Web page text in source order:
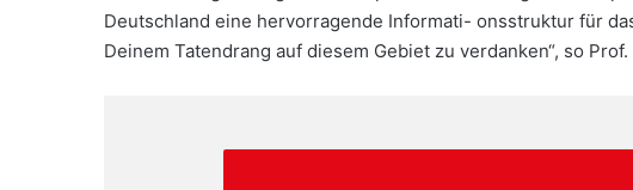
Deutschland eine hervorragende Informati- onsstruktur für
Deinem Tatendrang auf diesem Gebiet zu verdanken“, so